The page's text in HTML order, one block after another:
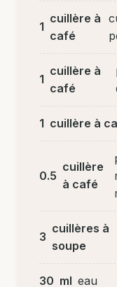
1
cuillère à
café
1
cuillère à
café
1 cuillère à
0.5
cuillère
à café
3
cuillères à
soupe
30 ml eau